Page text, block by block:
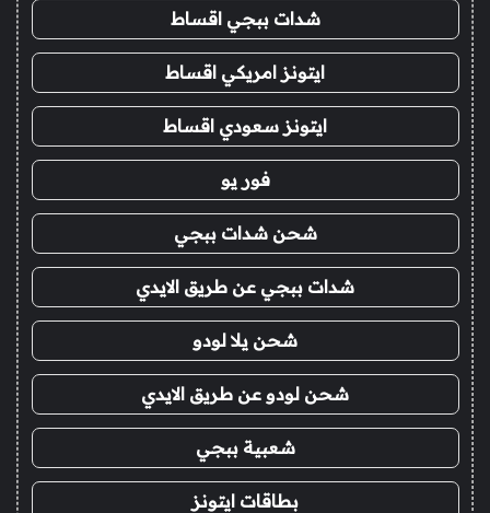
شدات ببجي اقساط
ايتونز امريكي اقساط
ايتونز سعودي اقساط
فور يو
شحن شدات ببجي
شدات ببجي عن طريق الايدي
شحن يلا لودو
شحن لودو عن طريق الايدي
شعبية ببجي
بطاقات ايتونز